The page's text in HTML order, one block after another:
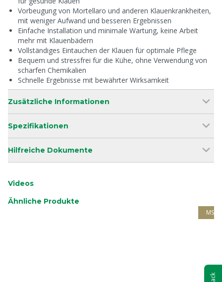
Vorbeugung von Mortellaro und anderen Klauenkrankheiten,
mit weniger Aufwand und besseren Ergebnissen
Einfache Installation und minimale Wartung, keine Arbeit
mehr mit Klauenbädern
Vollständiges Eintauchen der Klauen für optimale Pflege
Bequem und stressfrei für die Kühe, ohne Verwendung von
scharfen Chemikalien
Schnelle Ergebnisse mit bewährter Wirksamkeit
Zusätzliche Informationen
Spezifikationen
Hilfreiche Dokumente
Videos
Ähnliche Produkte
MS